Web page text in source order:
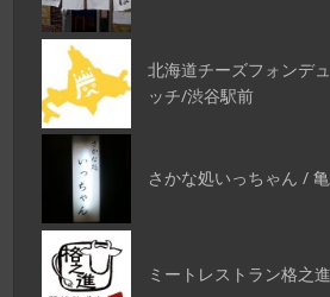
北海道チーズフォンデ
ッチ/渋谷駅前
さかな処いっちゃん /
ミートレストラン格之